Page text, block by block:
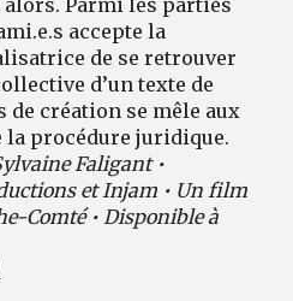
accepte la
de se retrouver
d’un texte de
de création se mêle aux
la procédure juridique.
Faligant •
et Injam • Un film
Comté • Disponible à